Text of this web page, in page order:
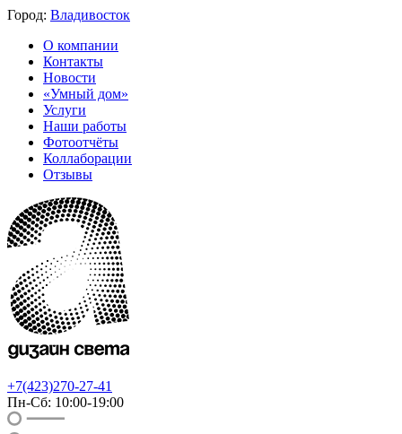
Город: Владивосток
О компании
Контакты
Новости
«Умный дом»
Услуги
Наши работы
Фотоотчёты
Коллаборации
Отзывы
+7(423)270-27-41
Пн-Сб: 10:00-19:00